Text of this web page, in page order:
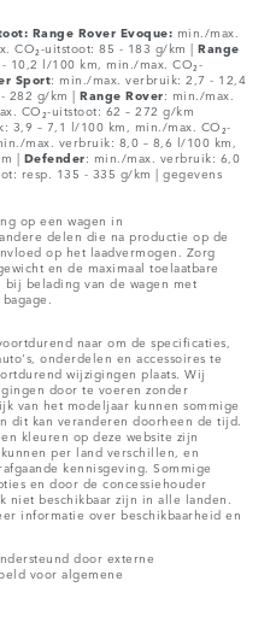
Range Rover Evoque: min./max.
CO₂-uitstoot: 85 - 183 g/km | Range
10,2 l/100 km, min./max. CO₂-
Sport: min./max. verbruik: 2,7 - 12,4
282 g/km | Range Rover: min./max.
CO₂-uitstoot: 62 – 272 g/km
3,9 – 7,1 l/100 km, min./max. CO₂-
max. verbruik: 8,0 – 8,6 l/100 km,
| Defender: min./max. verbruik: 6,0
resp. 135 - 335 g/km | gegevens
op een wagen in
delen die na productie op de
op het laadvermogen. Zorg
en de maximaal toelaatbare
belading van de wagen met
naar om de specificaties,
onderdelen en accessoires te
wijzigingen plaats. Wij
door te voeren zonder
van het modeljaar kunnen sommige
dit kan veranderen doorheen de tijd.
kleuren op deze website zijn
per land verschillen, en
kennisgeving. Sommige
en door de concessiehouder
niet beschikbaar zijn in alle landen.
informatie over beschikbaarheid en
door externe
voor algemene